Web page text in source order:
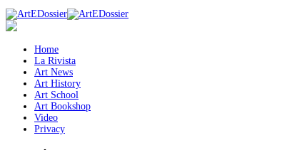
Home
La Rivista
Art News
Art History
Art School
Art Bookshop
Video
Privacy